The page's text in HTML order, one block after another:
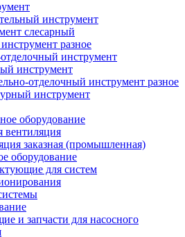
инструмент
слесарный
разное
инструмент
инструмент
отделочный инструмент разное
инструмент
оборудование
вентиляция
заказная (промышленная)
оборудование
для систем
и запчасти для насосного